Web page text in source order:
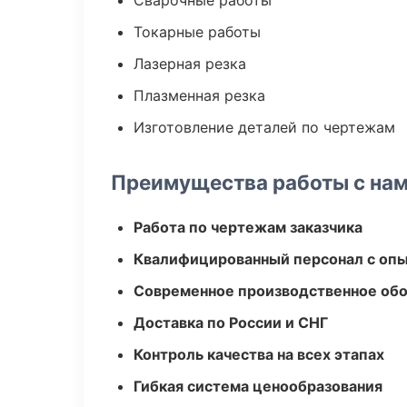
Токарные работы
Лазерная резка
Плазменная резка
Изготовление деталей по чертежам
Преимущества работы с
Работа по чертежам заказчика
Квалифицированный персонал с
Современное производственное
Доставка по России и СНГ
Контроль качества на всех этапах
Гибкая система ценообразования